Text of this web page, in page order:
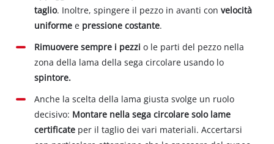
taglio. Inoltre, spingere il pezzo in avanti convelocità
uniforme e pressione costante.
Rimuovere sempre i pezzi o le parti del pezzo nella
zona della lama della sega circolare usando lo
spintore.
Anche la scelta della lama giusta svolge un ruolo
decisivo: Montare nella sega circolare solo lame
certificate per il taglio dei vari materiali. Accertarsi